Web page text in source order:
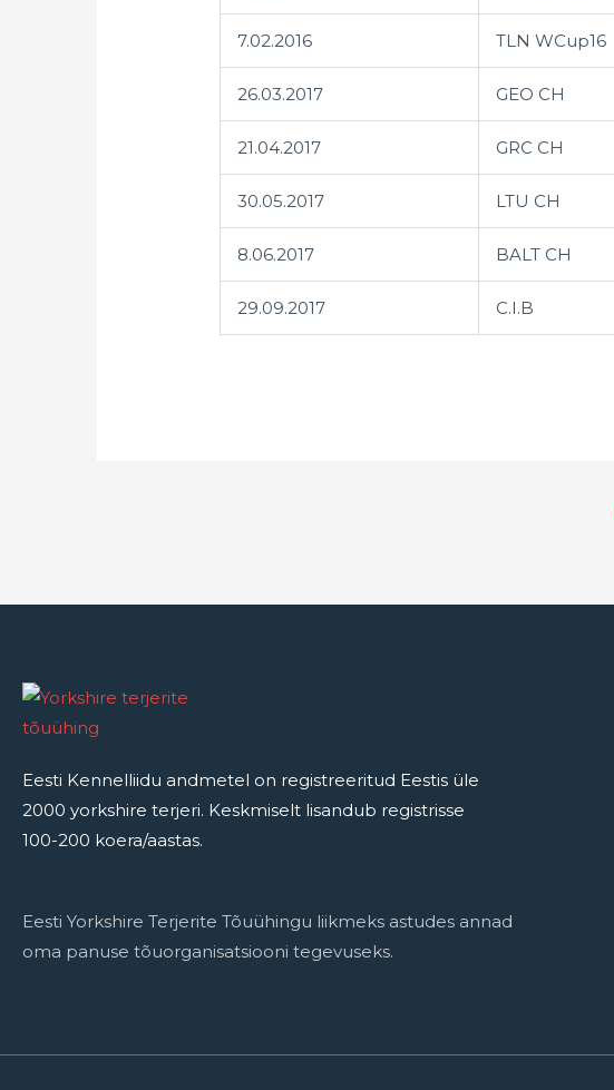
7.02.2016 TLN WCup16
26.03.2017 GEO CH
21.04.2017 GRC CH
30.05.2017 LTU CH
8.06.2017 BALT CH
29.09.2017 C.I.B
Eesti Kennelliidu andmetel on registreeritud Eestis üle
2000 yorkshire terjeri. Keskmiselt lisandub registrisse
100-200 koera/aastas.
Eesti Yorkshire Terjerite Tõuühingu liikmeks astudes annad
oma panuse tõuorganisatsiooni tegevuseks.